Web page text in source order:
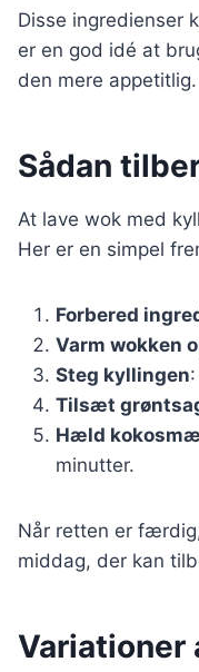
Disse ingredienser
er en god idé at
den mere appetitlig.
Sådan
At lave wok med
Her er en simpel
Forbered
Varm wokken
Steg kyllingen
Tilsæt
Hæld
minutter.
Når retten er
middag, der kan
Variationer